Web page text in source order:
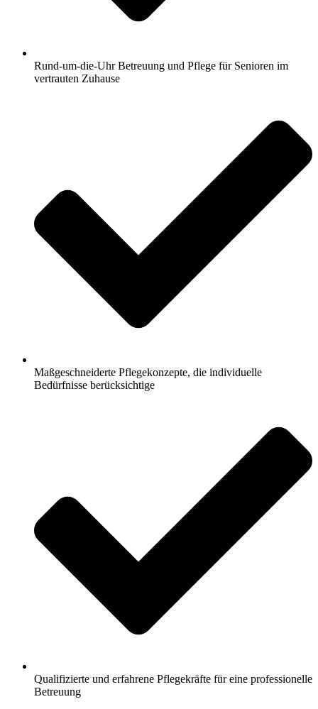
Rund-um-die-Uhr Betreuung und Pflege für Senioren im
vertrauten Zuhause
Maßgeschneiderte Pflegekonzepte, die individuelle
Bedürfnisse berücksichtige
Qualifizierte und erfahrene Pflegekräfte für eine professionelle
Betreuung